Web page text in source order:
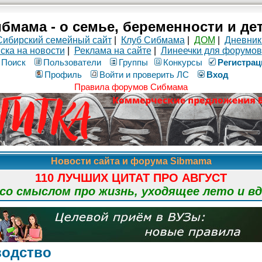
- о семье, беременности и
семейный сайт| Клуб Сибмама ДОМ
на новости
Реклама на сайте| Линеечки для форумов
Поиск
Пользователи Группы Конкурсы
Профиль
Войти и проверить ЛС
Вход
Правила форумов Сибмама
Новости сайта и форума Sibmama
110 ЛУЧШИХ ЦИТАТ ПРО АВГУСТ
смыслом про жизнь, уходящее лето и